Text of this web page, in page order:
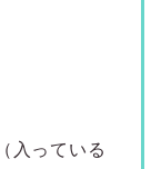
入っている